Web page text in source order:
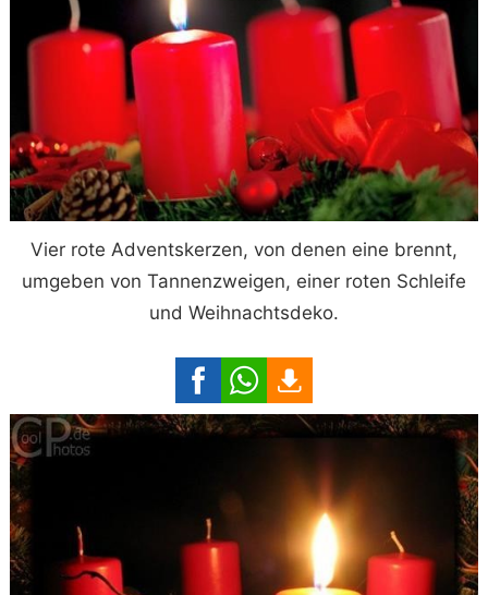
Vier rote Adventskerzen, von denen eine brennt,
umgeben von Tannenzweigen, einer roten Schleife
und Weihnachtsdeko.